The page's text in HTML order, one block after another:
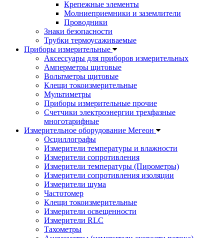
Крепежные элементы
Молниеприемники и заземлители
Проводники
Знаки безопасности
Трубки термоусаживаемые
Приборы измерительные
Аксессуары для приборов измерительных
Амперметры щитовые
Вольтметры щитовые
Клещи токоизмерительные
Мультиметры
Приборы измерительные прочие
Счетчики электроэнергии трехфазные
многотарифные
Измерительное оборудование Мегеон
Осциллографы
Измерители температуры и влажности
Измерители сопротивления
Измерители температуры (Пирометры)
Измерители сопротивления изоляции
Измерители шума
Частотомер
Клещи токоизмерительные
Измерители освещенности
Измерители RLC
Тахометры